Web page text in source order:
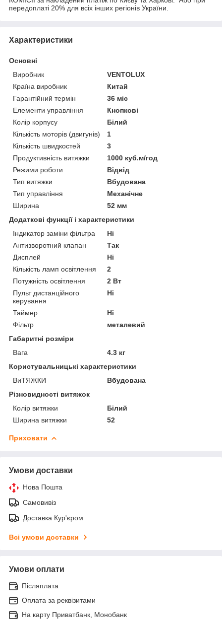
передоплаті 20% для всіх інших регіонів України.
Характеристики
Основні
Виробник
VENTOLUX
Країна виробник
Китай
Гарантійний термін
36 міс
Елементи управління
Кнопкові
Колір корпусу
Білий
Кількість моторів (двигунів)
1
Кількість швидкостей
3
Продуктивність витяжки
1000 куб.м/год
Режими роботи
Відвід
Тип витяжки
Вбудована
Тип управління
Механічне
Ширина
52 мм
Додаткові функції і характеристики
Індикатор заміни фільтра
Ні
Антизворотний клапан
Так
Дисплей
Ні
Кількість ламп освітлення
2
Потужність освітлення
2 Вт
Пульт дистанційного
керування
Ні
Таймер
Ні
Фільтр
металевий
Габаритні розміри
Вага
4.3 кг
Користувальницькі характеристики
ВиТЯЖКИ
Вбудована
Різновидності витяжок
Колір витяжки
Білий
Ширина витяжки
52
Приховати
Умови доставки
Нова Пошта
Самовивіз
Доставка Кур'єром
Всі умови доставки
Умови оплати
Післяплата
Оплата за реквізитами
На карту Приватбанк, Монобанк